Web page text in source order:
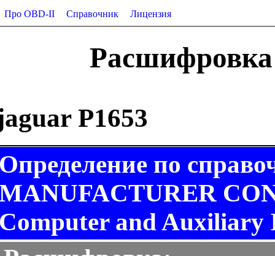
Про OBD-II Справочник Лицензия
Расшифровка
P1653
по
and Auxiliary